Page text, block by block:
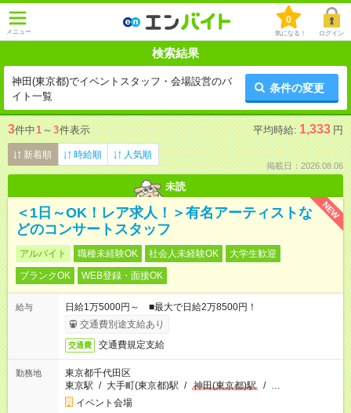
メニュー
0
気になる！ ログイン
検索結果
神田(東京都)でイベントスタッフ・会場設営のバ
イト一覧
条件の変更
3件中1 ～ 3件表示 平均時給: 1,333 円
新着順 時給順 人気順
掲載日：2026.08.06
未読
NEW
＜1日～OK！レア求人！＞有名アーティストな
どのコンサートスタッフ
アルバイト 職種未経験OK 社会人未経験OK
大学生歓迎
ブランクOK
WEB登録・面接OK
給与
日給1万5000円～ ■最大で日給2万8500円！
交通費別途支給あり
交通費 交通費規定支給
勤務地
東京都千代田区
東京駅 / 大手町(東京都)駅 / 神田(東京都)駅 / …
イベント会場